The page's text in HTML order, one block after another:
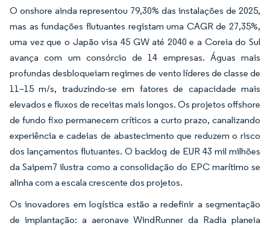
O onshore ainda representou 79,30% das instalações de 2025,
mas as fundações flutuantes registam uma CAGR de 27,35%,
uma vez que o Japão visa 45 GW até 2040 e a Coreia do Sul
avança com um consórcio de 14 empresas. Águas mais
profundas desbloqueiam regimes de vento líderes de classe de
11–15 m/s, traduzindo-se em fatores de capacidade mais
elevados e fluxos de receitas mais longos. Os projetos offshore
de fundo fixo permanecem críticos a curto prazo, canalizando
experiência e cadeias de abastecimento que reduzem o risco
dos lançamentos flutuantes. O backlog de EUR 43 mil milhões
da Saipem7 ilustra como a consolidação do EPC marítimo se
alinha com a escala crescente dos projetos.
Os inovadores em logística estão a redefinir a segmentação
de implantação: a aeronave WindRunner da Radia planeia